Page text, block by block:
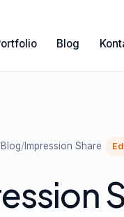
Blog
Blog/Impression Share